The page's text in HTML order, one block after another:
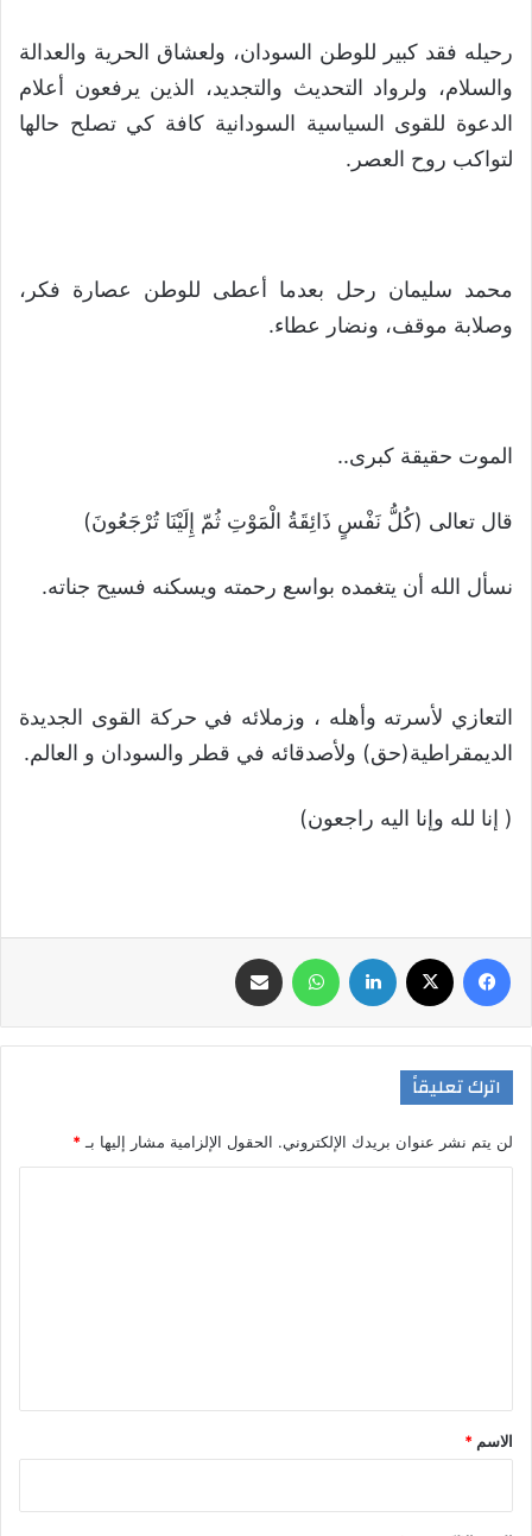
رحيله فقد كبير للوطن السودان، ولعشاق الحرية والعدالة
والسلام، ولرواد التحديث والتجديد، الذين يرفعون أعلام
الدعوة للقوى السياسية السودانية كافة كي تصلح حالها
لتواكب روح العصر.
محمد سليمان رحل بعدما أعطى للوطن عصارة فكر،
وصلابة موقف، ونضار عطاء.
الموت حقيقة كبرى..
قال تعالى (كُلُّ نَفْسٍ ذَائِقَةُ الْمَوْتِ ثُمّ إِلَيْنَا تُرْجَعُونَ)
نسأل الله أن يتغمده بواسع رحمته ويسكنه فسيح جناته.
التعازي لأسرته وأهله ، وزملائه في حركة القوى الجديدة
الديمقراطية(حق) ولأصدقائه في قطر والسودان و العالم.
( إنا لله وإنا اليه راجعون)
اترك تعليقاً
لن يتم نشر عنوان بريدك الإلكتروني. الحقول الإلزامية مشار إليها بـ *
*
الاسم *